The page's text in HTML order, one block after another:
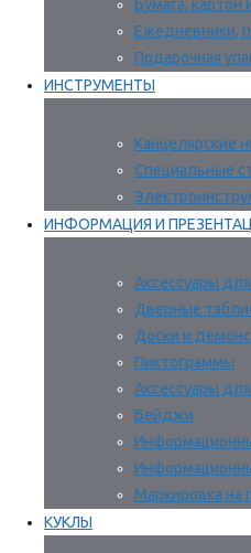
Бумага,
Ежедневники,
Подарочная
ИНСТРУМЕНТЫ
Канцелярские
Специальные
ИНФОРМАЦИЯ И
Аксессуары
Дверные
Доски и
Пиктограммы
Аксессуары
Бейджи
Маркировка на
КУКЛЫ